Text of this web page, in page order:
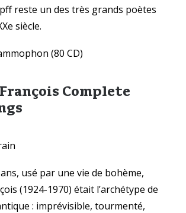
reste un des très grands poètes
siècle.
(80 CD)
Complete
usé par une vie de bohème,
(1924-1970) était l’archétype de
: imprévisible, tourmenté,